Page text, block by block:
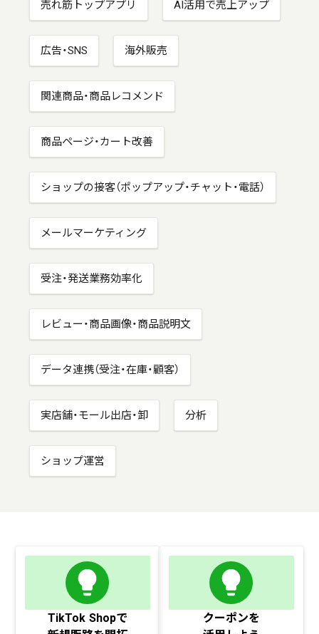
売れ筋トップアプリ AI活用で売上アップ
広告・SNS 海外販売
関連商品・商品レコメンド
商品ページ・カート改善
ショップの接客（ポップアップ・チャット・電話）
メールマーケティング
受注・発送業務効率化
レビュー・商品画像・商品説明文
データ連携（受注・在庫・顧客）
実店舗・モール出店・卸 分析
ショップ運営
TikTok Shopで
クーポンを